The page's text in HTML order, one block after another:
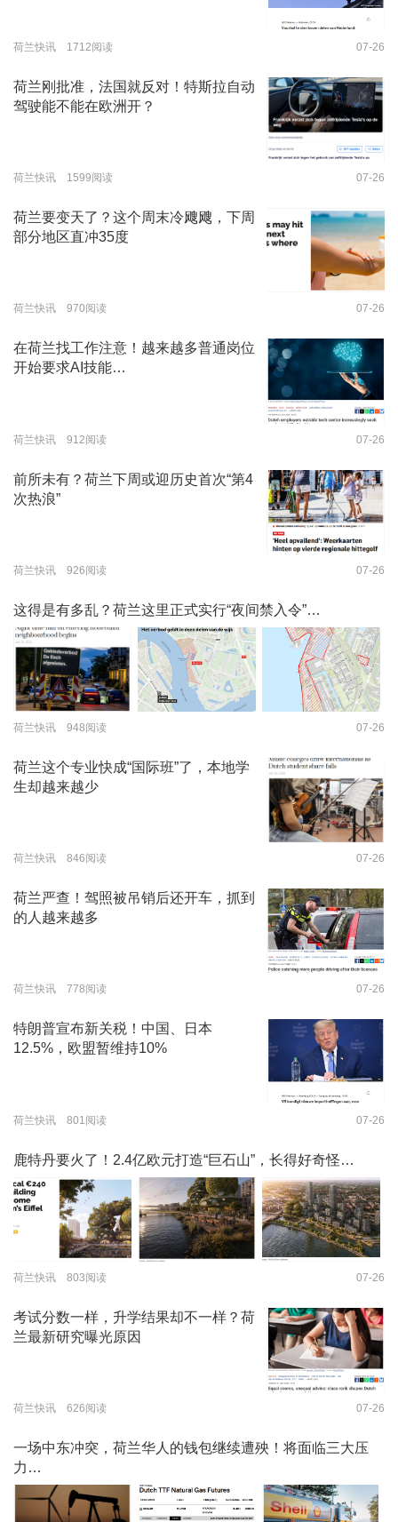
荷兰快讯 1712阅读 07-26
荷兰刚批准，法国就反对！特斯拉自动
驾驶能不能在欧洲开？
荷兰快讯 1599阅读 07-26
荷兰要变天了？这个周末冷飕飕，下周
部分地区直冲35度
荷兰快讯 970阅读 07-26
在荷兰找工作注意！越来越多普通岗位
开始要求AI技能…
荷兰快讯 912阅读 07-26
前所未有？荷兰下周或迎历史首次“第4
次热浪”
荷兰快讯 926阅读 07-26
这得是有多乱？荷兰这里正式实行“夜间禁入令”…
荷兰快讯 948阅读 07-26
荷兰这个专业快成“国际班”了，本地学
生却越来越少
荷兰快讯 846阅读 07-26
荷兰严查！驾照被吊销后还开车，抓到
的人越来越多
荷兰快讯 778阅读 07-26
特朗普宣布新关税！中国、日本
12.5%，欧盟暂维持10%
荷兰快讯 801阅读 07-26
鹿特丹要火了！2.4亿欧元打造“巨石山”，长得好奇怪…
荷兰快讯 803阅读 07-26
考试分数一样，升学结果却不一样？荷
兰最新研究曝光原因
荷兰快讯 626阅读 07-26
一场中东冲突，荷兰华人的钱包继续遭殃！将面临三大压
力…